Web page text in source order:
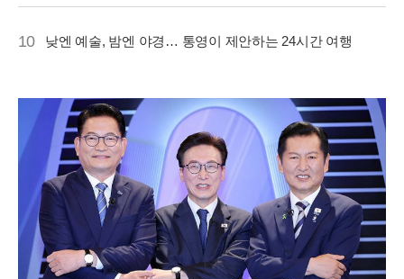
10 낮엔 예술, 밤엔 야경… 통영이 제안하는 24시간 여행